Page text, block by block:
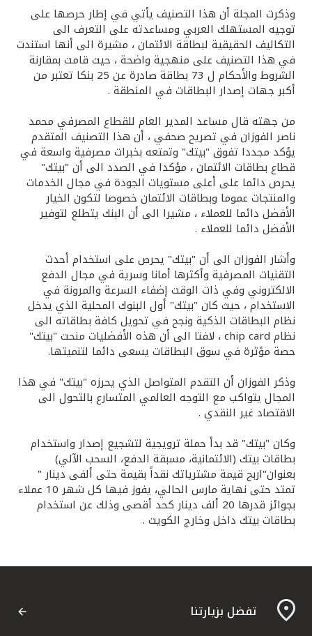
تركيا
مصر
المملكة المتحدة
مملكة البحرين
وذكرت المجلة أن هذا التصنيف يأتي في إطار حرصها على
توجيه المستهلك العربي ومساعدته على التعرف الى
التكاليف الحقيقية لبطاقة الائتمان ، مشيرة الى أنها استندت
في هذا التصنيف على منهجية واضحة ، حيث قامت بمقارنة
الشروط والأحكام ل 73 بطاقة صادرة عن 25 بنكا تعتبر من
أكبر جهات إصدار البطاقات في المنطقة .
من جهته قال مساعد المدير العام للقطاع المصرفي محمد
ناصر الفوزان في تصريح صحفي ، أن هذا التصنيف المتقدم
يؤكد مجددا تفوق "بيتك" وتمتعه بخبرات مصرفية واسعة في
قطاع بطاقات الائتمان ، مؤكدا في الصدد الى أن "بيتك"
يحرص دائما على أعلى مستويات الجودة في مجال الخدمات
والمنتجات عموما وبطاقات الائتمان خصوصا لتكون الخيار
الأفضل دائما للعملاء ، مشيرا الى أن البنك يتطلع لتوفير
الأفضل دائما للعملاء .
وأشار الفوزان الى أن "بيتك" يحرص على استخدام أحدث
التقنيات المصرفية وأكثرها أمانا وسرية في مجال الدفع
الالكتروني وفي ذات الوقت إضفاء السرعة والمرونة في
الاستخدام ، حيث كان "بيتك" أول البنوك المحلية الذي يدخل
نظام البطاقات الذكية ونجح في تحويل كافة بطاقاته الى
نظام chip card ، لافتا الى أن هذه الأفضليات منحت "بيتك"
حصة مؤثرة في سوق البطاقات يسعى دائما لتنميتها.
وذكر الفوزان أن التقدم المتواصل الذي يحرزه "بيتك" في هذا
المجال يتواكب مع التوجه العالمي المتسارع بالتحول الى
الاقتصاد غير النقدي .
وكان "بيتك" قد بدأ حملة ترويجية لتشجيع إصدار واستخدام
بطاقات بيتك (الائتمانية، مسبقة الدفع، السحب الآلي)
بعنوان"اربح قيمة مشترياتك نقداً بقيمة حتى ألفى دينار "
تمتد حتى نهاية مارس الحالي، يفوز فيها كل شهر 10 عملاء
بجوائز قدرها 20 ألف دينار كحد أقصى وذلك عن استخدام
بطاقات بيتك داخل وخارج الكويت .
تفضل بزيارتنا